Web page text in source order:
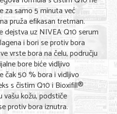
za samo 5 minuta već
pruža efikasan tretman.
dejstva uz NIVEA Q10 serum
i bori se protiv bora
vrste bora na čelu, području
bore biće vidljivo
čak 50 % bora i vidljivo
s čistim Q10 i Bioxifill®
kožu, podstiče
protiv bora iznutra.